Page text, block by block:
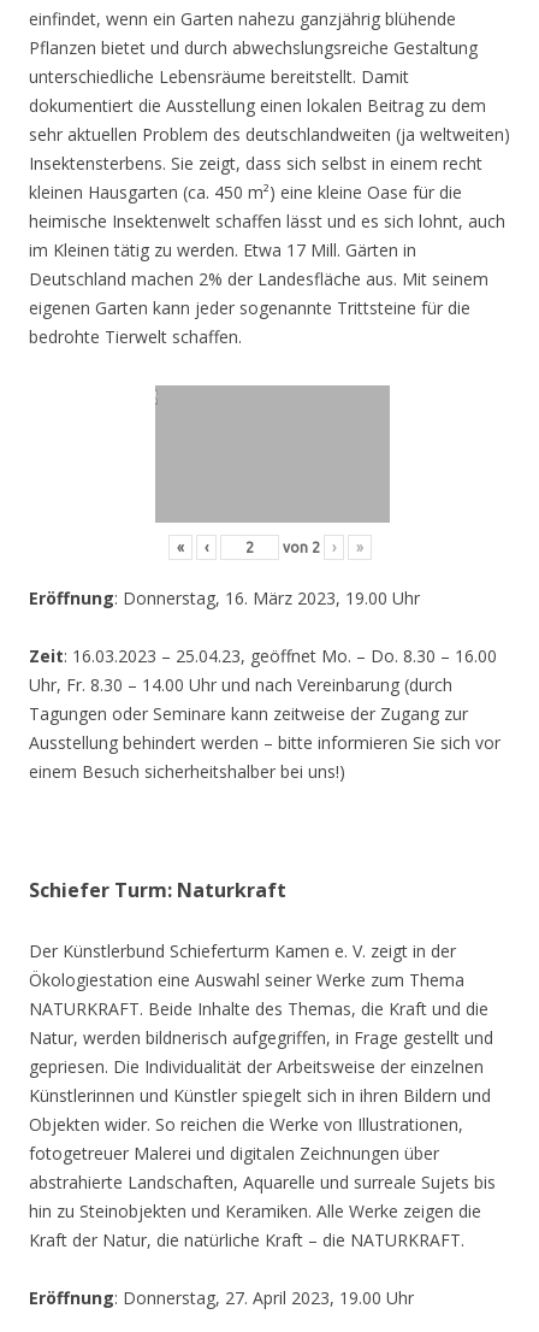
einfindet, wenn ein Garten nahezu ganzjährig blühende
Pflanzen bietet und durch abwechslungsreiche Gestaltung
unterschiedliche Lebensräume bereitstellt. Damit
dokumentiert die Ausstellung einen lokalen Beitrag zu dem
sehr aktuellen Problem des deutschlandweiten (ja weltweiten)
Insektensterbens. Sie zeigt, dass sich selbst in einem recht
kleinen Hausgarten (ca. 450 m²) eine kleine Oase für die
heimische Insektenwelt schaffen lässt und es sich lohnt, auch
im Kleinen tätig zu werden. Etwa 17 Mill. Gärten in
Deutschland machen 2% der Landesfläche aus. Mit seinem
eigenen Garten kann jeder sogenannte Trittsteine für die
bedrohte Tierwelt schaffen.
« ‹ von 2 › »
Eröffnung: Donnerstag, 16. März 2023, 19.00 Uhr
Zeit: 16.03.2023 – 25.04.23, geöffnet Mo. – Do. 8.30 – 16.00
Uhr, Fr. 8.30 – 14.00 Uhr und nach Vereinbarung (durch
Tagungen oder Seminare kann zeitweise der Zugang zur
Ausstellung behindert werden – bitte informieren Sie sich vor
einem Besuch sicherheitshalber bei uns!)
Schiefer Turm: Naturkraft
Der Künstlerbund Schieferturm Kamen e. V. zeigt in der
Ökologiestation eine Auswahl seiner Werke zum Thema
NATURKRAFT. Beide Inhalte des Themas, die Kraft und die
Natur, werden bildnerisch aufgegriffen, in Frage gestellt und
gepriesen. Die Individualität der Arbeitsweise der einzelnen
Künstlerinnen und Künstler spiegelt sich in ihren Bildern und
Objekten wider. So reichen die Werke von Illustrationen,
fotogetreuer Malerei und digitalen Zeichnungen über
abstrahierte Landschaften, Aquarelle und surreale Sujets bis
hin zu Steinobjekten und Keramiken. Alle Werke zeigen die
Kraft der Natur, die natürliche Kraft – die NATURKRAFT.
Eröffnung: Donnerstag, 27. April 2023, 19.00 Uhr